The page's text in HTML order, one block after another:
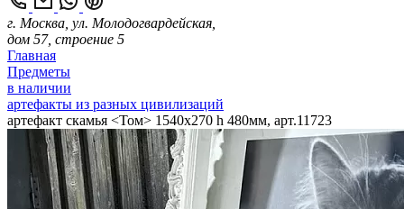
г. Москва, ул. Молодогвардейская,
дом 57, строение 5
Главная
Предметы
в наличии
артефакты из разных цивилизаций
артефакт скамья <Том> 1540х270 h 480мм, арт.11723